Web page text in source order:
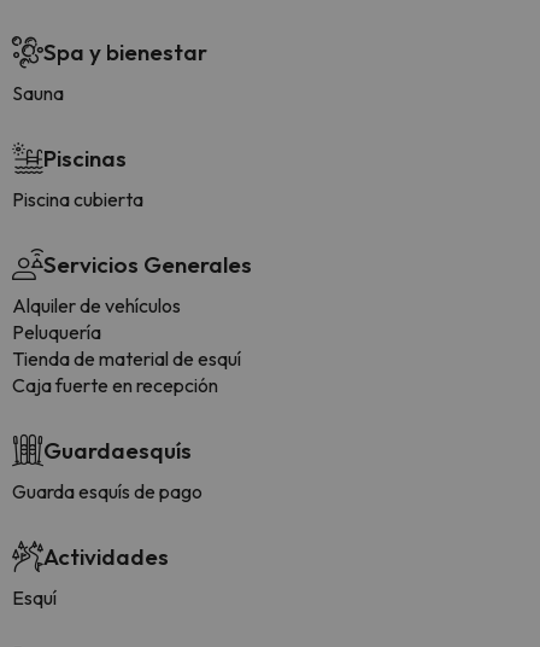
Spa y bienestar
Sauna
Piscinas
Piscina cubierta
Servicios Generales
Alquiler de vehículos
Peluquería
Tienda de material de esquí
Caja fuerte en recepción
Guardaesquís
Guarda esquís de pago
Actividades
Esquí